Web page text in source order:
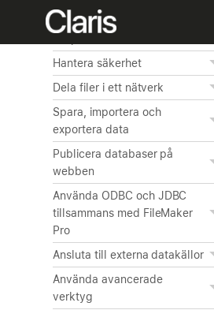
Automatisera uppgifter med
Hantera säkerhet
Dela filer i ett nätverk
Spara, importera och
exportera data
Publicera databaser på
webben
Använda ODBC och JDBC
tillsammans med FileMaker
Pro
Ansluta till externa datakällor
Använda avancerade
verktyg